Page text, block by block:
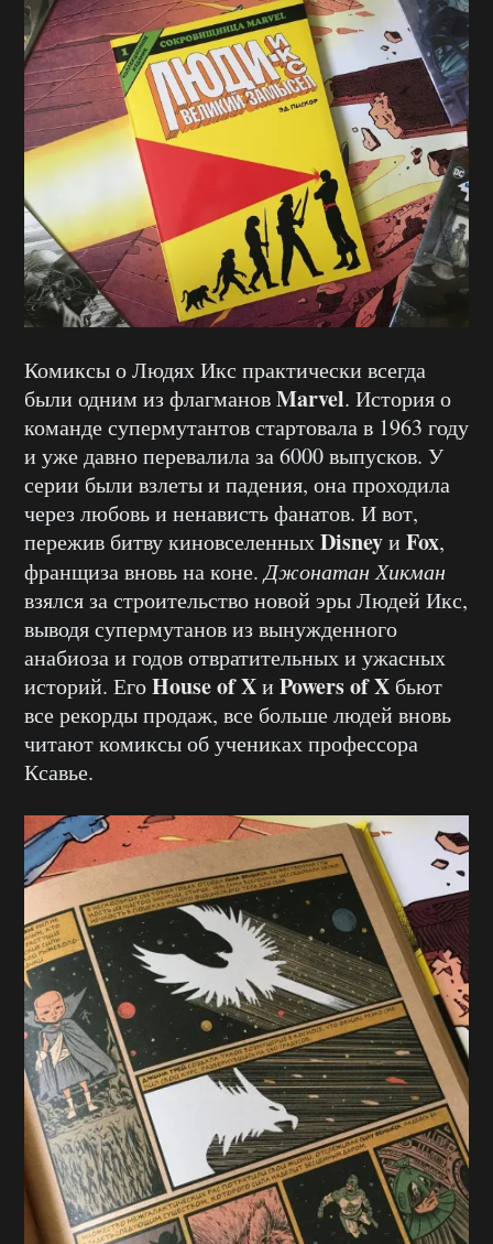
Комиксы о Людях Икс практически всегда
были одним из флагмановMarvel. История о
команде супермутантов стартовала в 1963 году
и уже давно перевалила за 6000 выпусков. У
серии были взлеты и падения, она проходила
через любовь и ненависть фанатов. И вот,
пережив битву киновселенныхDisneyи Fox,
франщиза вновь на коне.Джонатан Хикман
взялся за строительство новой эры Людей Икс,
выводя супермутанов из вынужденного
анабиоза и годов отвратительных и ужасных
историй. ЕгоHouse of Xи Powers of X бьют
все рекорды продаж, все больше людей вновь
читают комиксы об учениках профессора
Ксавье.